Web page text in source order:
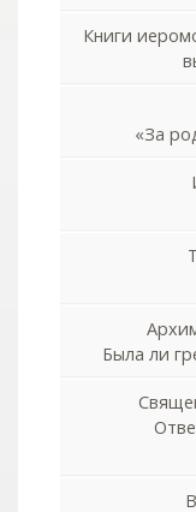
Книги
«За
Была ли